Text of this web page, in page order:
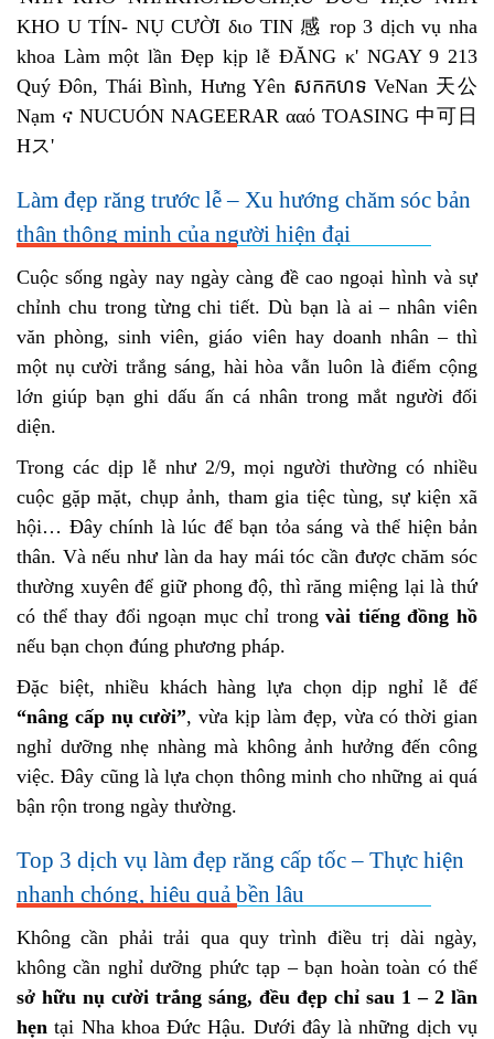
Làm đẹp răng trước lễ – Xu hướng chăm sóc bản
thân thông minh của người hiện đại
Cuộc sống ngày nay ngày càng đề cao ngoại hình và sự
chỉnh chu trong từng chi tiết. Dù bạn là ai – nhân viên
văn phòng, sinh viên, giáo viên hay doanh nhân – thì
một nụ cười trắng sáng, hài hòa vẫn luôn là điểm cộng
lớn giúp bạn ghi dấu ấn cá nhân trong mắt người đối
diện.
Trong các dịp lễ như 2/9, mọi người thường có nhiều
cuộc gặp mặt, chụp ảnh, tham gia tiệc tùng, sự kiện xã
hội… Đây chính là lúc để bạn tỏa sáng và thể hiện bản
thân. Và nếu như làn da hay mái tóc cần được chăm sóc
thường xuyên để giữ phong độ, thì răng miệng lại là thứ
có thể thay đổi ngoạn mục chỉ trongvài tiếng đồng hồ
nếu bạn chọn đúng phương pháp.
Đặc biệt, nhiều khách hàng lựa chọn dịp nghỉ lễ để
“nâng cấp nụ cười”, vừa kịp làm đẹp, vừa có thời gian
nghỉ dưỡng nhẹ nhàng mà không ảnh hưởng đến công
việc. Đây cũng là lựa chọn thông minh cho những ai quá
bận rộn trong ngày thường.
Top 3 dịch vụ làm đẹp răng cấp tốc – Thực hiện
nhanh chóng, hiệu quả bền lâu
Không cần phải trải qua quy trình điều trị dài ngày,
không cần nghỉ dưỡng phức tạp – bạn hoàn toàn có thể
sở hữu nụ cười trắng sáng, đều đẹp chỉ sau 1 – 2 lần
hẹn tại Nha khoa Đức Hậu. Dưới đây là những dịch vụ